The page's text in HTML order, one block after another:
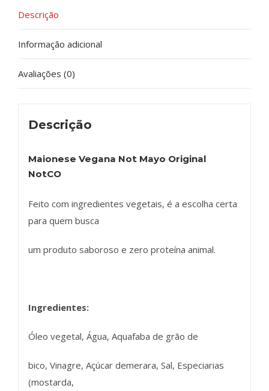
Descrição
Informação adicional
Avaliações (0)
Descrição
Maionese Vegana Not Mayo Original
NotCO
Feito com ingredientes vegetais, é a escolha certa
para quem busca
um produto saboroso e zero proteína animal.
Ingredientes:
Óleo vegetal, Água, Aquafaba de grão de
bico, Vinagre, Açúcar demerara, Sal, Especiarias
(mostarda,